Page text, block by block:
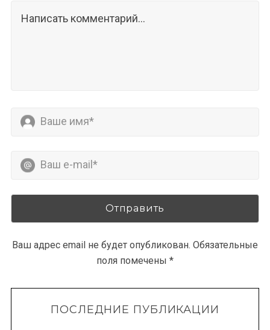
Ваш адрес email не будет опубликован. Обязательные
поля помечены *
ПОСЛЕДНИЕ ПУБЛИКАЦИИ